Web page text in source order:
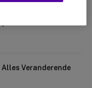
Transformeer Je
Alles Veranderende